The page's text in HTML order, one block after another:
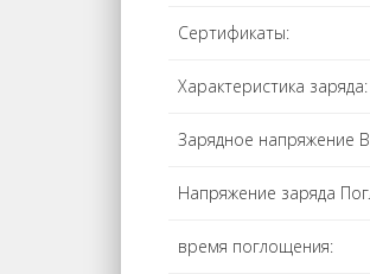
Сертификаты:
Характеристика заряда:
Зарядное напряжение
Напряжение заряда
время поглощения: